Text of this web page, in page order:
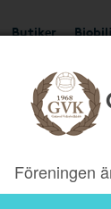
Butiker
Föreningen